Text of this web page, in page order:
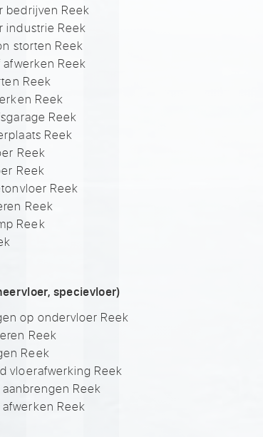
bedrijven Reek
industrie Reek
storten Reek
Reek
Reek
Reek
Reek
Reek
Reek
Reek
Reek
Reek
Reek
specievloer)
op ondervloer Reek
Reek
Reek
vloerafwerking Reek
Reek
Reek